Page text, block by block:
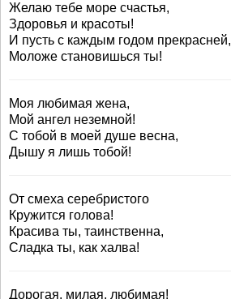
Желаю тебе море счастья,
Здоровья и красоты!
И пусть с каждым годом прекрасней,
Моложе становишься ты!
Моя любимая жена,
Мой ангел неземной!
С тобой в моей душе весна,
Дышу я лишь тобой!
От смеха серебристого
Кружится голова!
Красива ты, таинственна,
Сладка ты, как халва!
Дорогая, милая, любимая!